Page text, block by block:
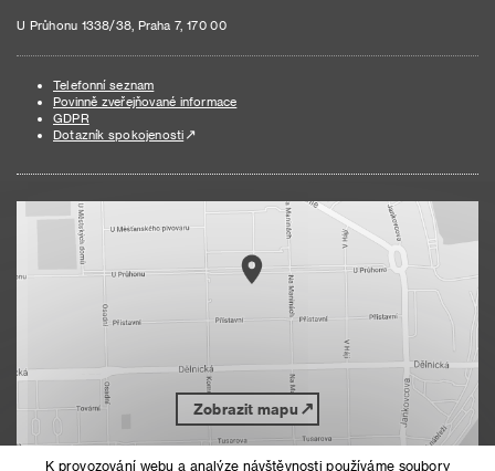
U Průhonu 1338/38, Praha 7, 170 00
Telefonní seznam
Povinně zveřejňované informace
GDPR
Dotazník spokojenosti
Zobrazit mapu
K provozování webu a analýze návštěvnosti používáme soubory